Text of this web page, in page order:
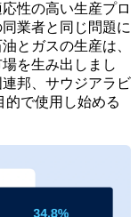
性の高い生産プロ
業者と同じ問題に
とガスの生産は、
を生み出しまし
邦、サウジアラビ
的で使用し始める